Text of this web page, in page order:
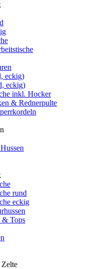
eckig)
eckig)
inkl. Hocker
& Rednerpulte
rund
eckig
& Tops
Zelte